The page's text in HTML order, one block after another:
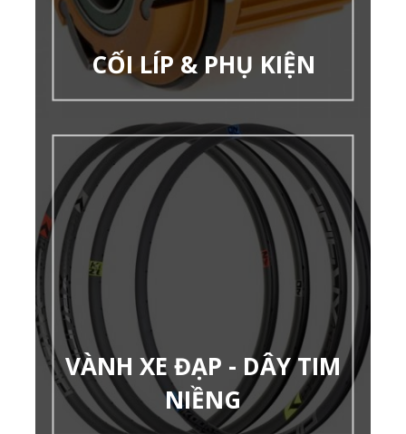
CỐI LÍP & PHỤ KIỆN
VÀNH XE ĐẠP - DÂY TIM
NIỀNG